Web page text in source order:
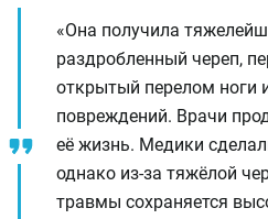
«Она получила
раздробленный череп,
открытый перелом ноги
повреждений. Врачи
её жизнь. Медики
однако из-за тяжёлой
травмы сохраняется